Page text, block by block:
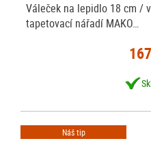
Váleček na lepidlo 18 cm /
tapetovací nářadí MAKO…
Náš tip